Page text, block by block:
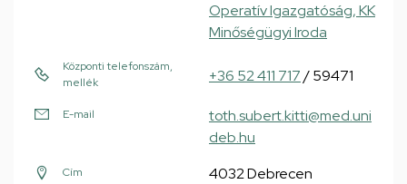
Operatív Igazgatóság, KK
Minőségügyi Iroda
Központi telefonszám,
mellék
+36 52 411 717/ 59471
E-mail
toth.subert.kitti@med.uni
deb.hu
Cím
4032 Debrecen